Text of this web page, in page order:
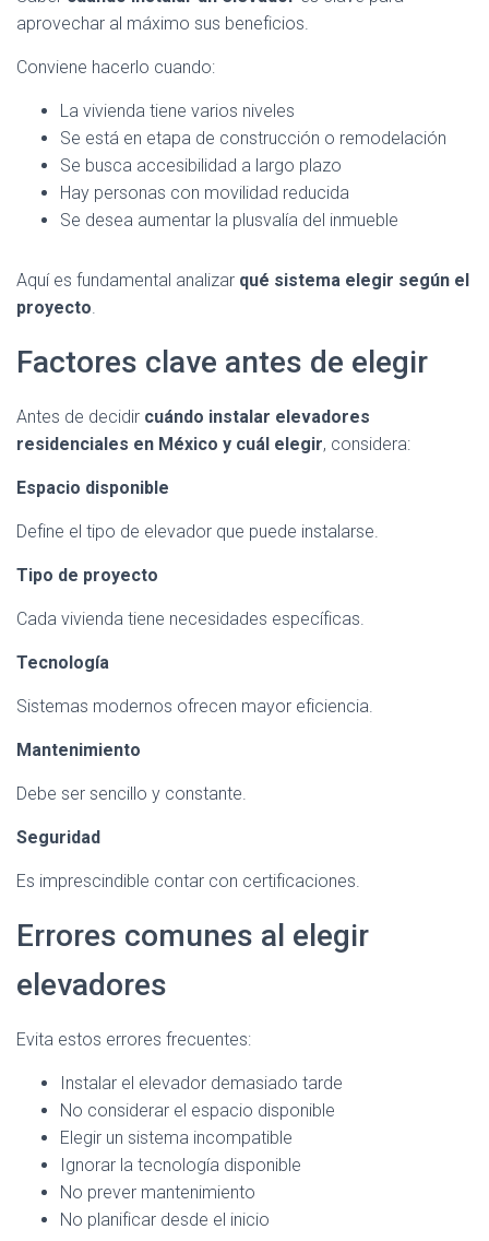
aprovechar al máximo sus beneficios.
Conviene hacerlo cuando:
La vivienda tiene varios niveles
Se está en etapa de construcción o remodelación
Se busca accesibilidad a largo plazo
Hay personas con movilidad reducida
Se desea aumentar la plusvalía del inmueble
Aquí es fundamental analizar qué sistema elegir según el
proyecto.
Factores clave antes de elegir
Antes de decidir cuándo instalar elevadores
residenciales en México y cuál elegir, considera:
Espacio disponible
Define el tipo de elevador que puede instalarse.
Tipo de proyecto
Cada vivienda tiene necesidades específicas.
Tecnología
Sistemas modernos ofrecen mayor eficiencia.
Mantenimiento
Debe ser sencillo y constante.
Seguridad
Es imprescindible contar con certificaciones.
Errores comunes al elegir
elevadores
Evita estos errores frecuentes:
Instalar el elevador demasiado tarde
No considerar el espacio disponible
Elegir un sistema incompatible
Ignorar la tecnología disponible
No prever mantenimiento
No planificar desde el inicio